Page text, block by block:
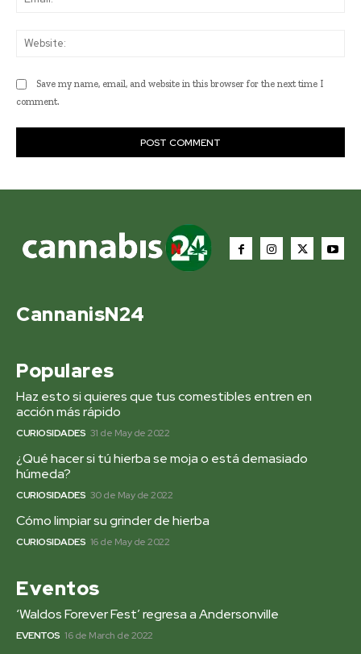
Save my name, email, and website in this browser for the next time I
comment.
CannanisN24
Populares
Haz esto si quieres que tus comestibles entren en
acción más rápido
CURIOSIDADES 31 de May de 2022
¿Qué hacer si tú hierba se moja o está demasiado
húmeda?
CURIOSIDADES 30 de May de 2022
Cómo limpiar su grinder de hierba
CURIOSIDADES 16 de May de 2022
Eventos
‘Waldos Forever Fest’ regresa a Andersonville
EVENTOS 16 de March de 2022